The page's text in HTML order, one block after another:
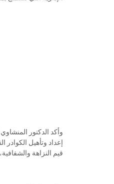
وأكد الدكتور
إعداد وتأهيل
قيم النزاهة